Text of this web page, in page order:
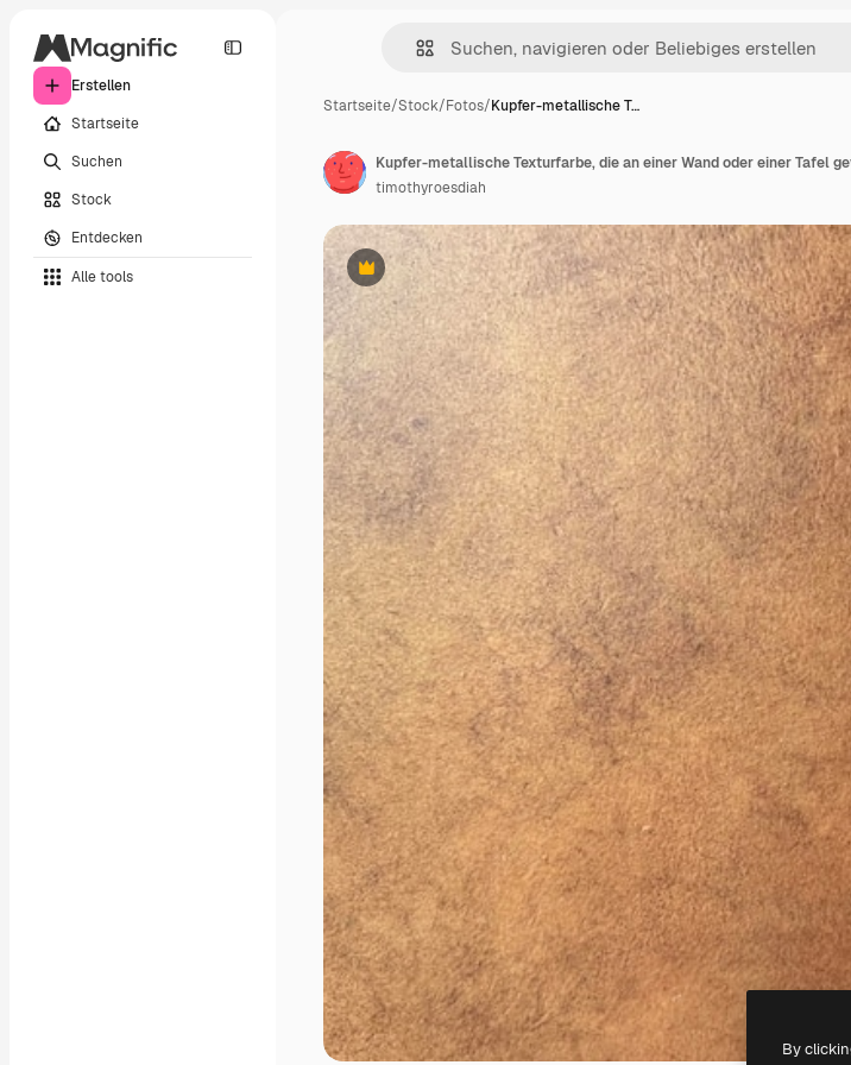
Erstellen
Startseite
Suchen
Stock
Entdecken
Alle tools
Startseite/Stock/Fotos/Kupfer-metallische T…
Premium
timothyroesdiah
By